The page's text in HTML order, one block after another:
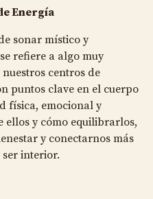
Energía
sonar místico y
refiere a algo muy
centros de
puntos clave en el cuerpo
física, emocional y
ellos y cómo equilibrarlos,
y conectarnos más
interior.